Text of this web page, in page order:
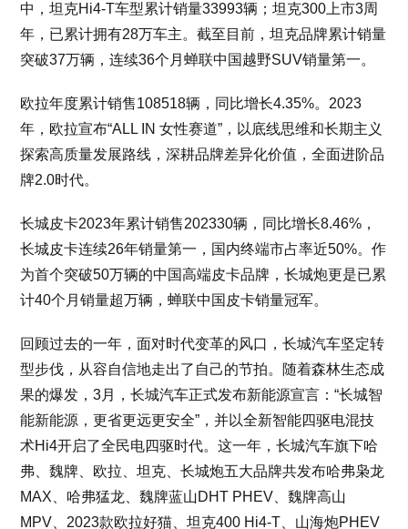
中，坦克Hi4-T车型累计销量33993辆；坦克300上市3周
年，已累计拥有28万车主。截至目前，坦克品牌累计销量
突破37万辆，连续36个月蝉联中国越野SUV销量第一。
欧拉年度累计销售108518辆，同比增长4.35%。2023
年，欧拉宣布“ALL IN 女性赛道”，以底线思维和长期主义
探索高质量发展路线，深耕品牌差异化价值，全面进阶品
牌2.0时代。
长城皮卡2023年累计销售202330辆，同比增长8.46%，
长城皮卡连续26年销量第一，国内终端市占率近50%。作
为首个突破50万辆的中国高端皮卡品牌，长城炮更是已累
计40个月销量超万辆，蝉联中国皮卡销量冠军。
回顾过去的一年，面对时代变革的风口，长城汽车坚定转
型步伐，从容自信地走出了自己的节拍。随着森林生态成
果的爆发，3月，长城汽车正式发布新能源宣言：“长城智
能新能源，更省更远更安全”，并以全新智能四驱电混技
术Hi4开启了全民电四驱时代。这一年，长城汽车旗下哈
弗、魏牌、欧拉、坦克、长城炮五大品牌共发布哈弗枭龙
MAX、哈弗猛龙、魏牌蓝山DHT PHEV、魏牌高山
MPV、2023款欧拉好猫、坦克400 Hi4-T、山海炮PHEV